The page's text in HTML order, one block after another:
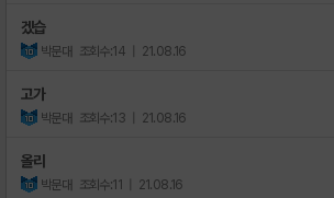
겠습
박문대 조회수:14 | 21.08.16
고가
박문대 조회수:13 | 21.08.16
올리
박문대 조회수:11 | 21.08.16